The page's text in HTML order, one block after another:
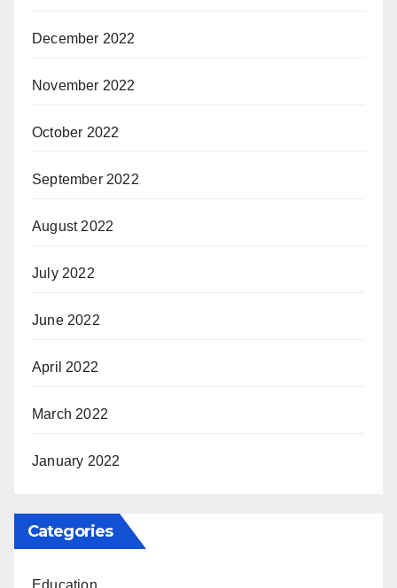
December 2022
November 2022
October 2022
September 2022
August 2022
July 2022
June 2022
April 2022
March 2022
January 2022
Categories
Education